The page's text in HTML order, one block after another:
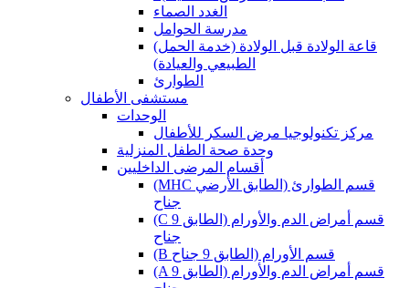
الغدد الصماء
مدرسة الحوامل
(قاعة الولادة قبل الولادة (خدمة الحمل
الطبيعي والعيادة)
الطوارئ
مستشفى الأطفال
الوحدات
مركز تكنولوجيا مرض السكر للأطفال
وحدة صحة الطفل المنزلية
أقسام المرضى الداخليين
(MHC قسم الطوارئ (الطابق الأرضي
جناح
(C قسم أمراض الدم والأورام (الطابق 9
جناح
(B قسم الأورام (الطابق 9 جناح
(A قسم أمراض الدم والأورام (الطابق 9